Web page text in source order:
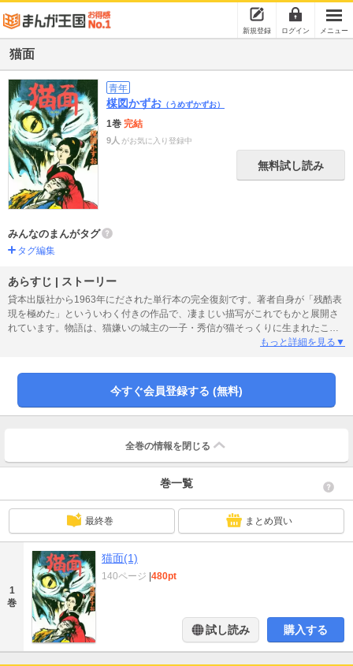
新規登録 ログイン メニュー
猫面
青年
楳図かずお （うめずかずお）
1巻 完結
9人 がお気に入り登録中
無料試し読み
みんなのまんがタグ
タグ編集
あらすじ | ストーリー
貸本出版社から1963年にだされた単行本の完全復刻です。著者自身が「残酷表
現を極めた」といういわく付きの作品で、凄まじい描写がこれでもかと展開さ
れています。物語は、猫嫌いの城主の一子・秀信が猫そっくりに生まれたこと
から始まり、心が醜くゆがんで成長し、残虐な仕打ちを繰り返してゆきます。
もっと詳細を見る▼
今すぐ会員登録する (無料)
全巻の情報を 閉じる
巻一覧
最終巻 まとめ買い
1
巻
猫面(1)
140ページ |480pt
試し読み 購入する